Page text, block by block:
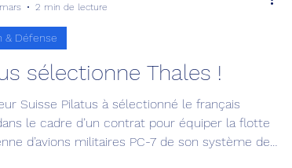
Drones Composante ESPACE
sélectionne Thales !
Suisse Pilatus à sélectionné le français
le cadre d’un contrat pour équiper la flotte
d’avions militaires PC-7 de son système de
& Défense
2 min de lecture